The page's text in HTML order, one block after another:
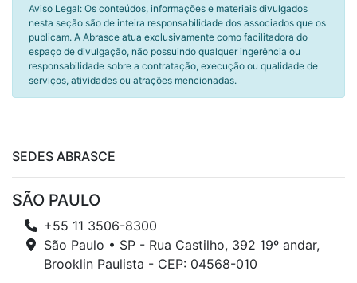
Aviso Legal: Os conteúdos, informações e materiais divulgados
nesta seção são de inteira responsabilidade dos associados que os
publicam. A Abrasce atua exclusivamente como facilitadora do
espaço de divulgação, não possuindo qualquer ingerência ou
responsabilidade sobre a contratação, execução ou qualidade de
serviços, atividades ou atrações mencionadas.
SEDES ABRASCE
SÃO PAULO
+55 11 3506-8300
São Paulo • SP - Rua Castilho, 392 19º andar,
Brooklin Paulista - CEP: 04568-010